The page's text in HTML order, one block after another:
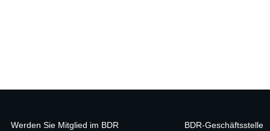
Werden Sie Mitglied im BDR BDR-Geschäftsstelle